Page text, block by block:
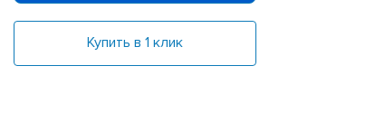
Купить в 1 клик